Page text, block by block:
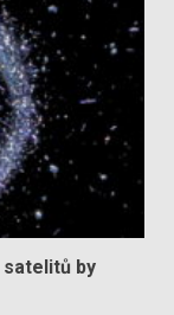
satelitů by